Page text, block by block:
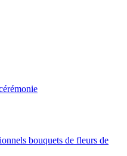
bouquets de fleurs de